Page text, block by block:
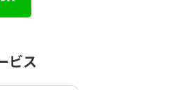
ビス